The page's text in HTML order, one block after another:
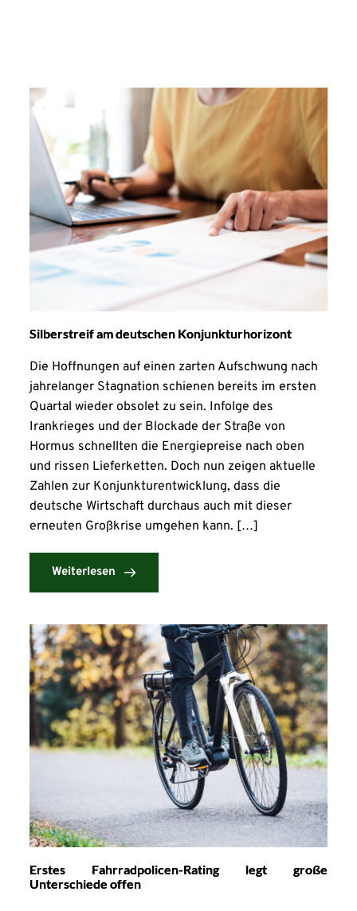
Silberstreif am deutschen Konjunkturhorizont
Die Hoffnungen auf einen zarten Aufschwung nach
jahrelanger Stagnation schienen bereits im ersten
Quartal wieder obsolet zu sein. Infolge des
Irankrieges und der Blockade der Straße von
Hormus schnellten die Energiepreise nach oben
und rissen Lieferketten. Doch nun zeigen aktuelle
Zahlen zur Konjunkturentwicklung, dass die
deutsche Wirtschaft durchaus auch mit dieser
erneuten Großkrise umgehen kann. […]
Weiterlesen
Erstes Fahrradpolicen-Rating legt große
Unterschiede offen